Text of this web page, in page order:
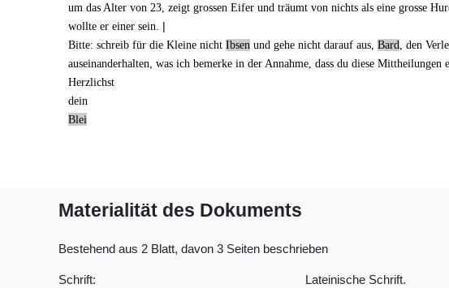
um das Alter von 23, zeigt grossen Eifer und träumt von nichts als eine grosse
wollte er einer sein.
|
Bitte: schreib für die Kleine nicht Ibsen und gehe nicht darauf aus, Bard
, den
auseinanderhalten, was ich bemerke in der Annahme, dass du diese
Herzlichst
dein
Blei
Materialität des Dokuments
Bestehend aus 2 Blatt, davon 3 Seiten beschrieben
Schrift:
Lateinische Schrift.